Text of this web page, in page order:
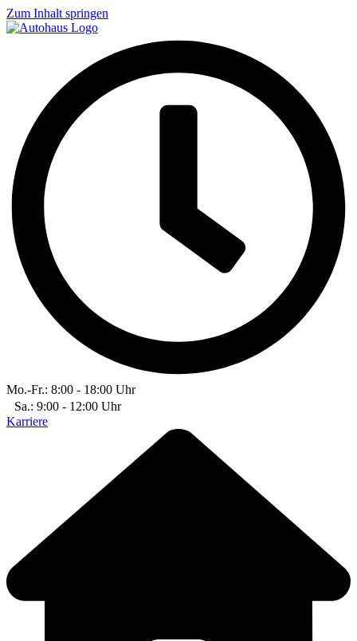
Zum Inhalt springen
Mo.-Fr.: 8:00 - 18:00 Uhr
Sa.: 9:00 - 12:00 Uhr
Karriere